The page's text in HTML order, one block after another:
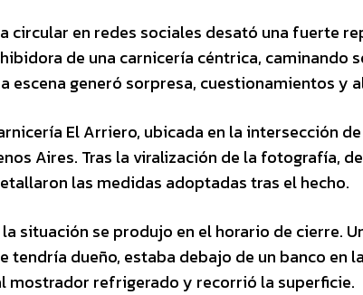
circular en redes sociales desató una fuerte
de una carnicería céntrica, caminando
escena generó sorpresa, cuestionamientos y
El Arriero, ubicada en la intersección
Aires. Tras la viralización de la fotografía,
las medidas adoptadas tras el hecho.
situación se produjo en el horario de cierre.
tendría dueño, estaba debajo de un banco en
mostrador refrigerado y recorrió la superficie.